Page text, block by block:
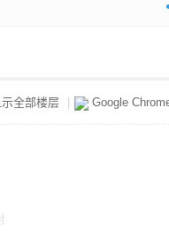
示全部楼层 Google